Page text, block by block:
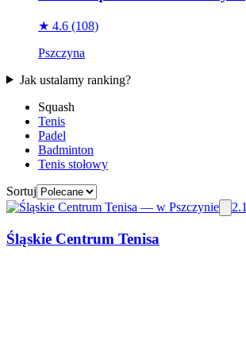
★ 4.6 (108)
Pszczyna
Jak ustalamy ranking?
Squash
Tenis
Padel
Badminton
Tenis stołowy
Sortuj
Śląskie Centrum Tenisa